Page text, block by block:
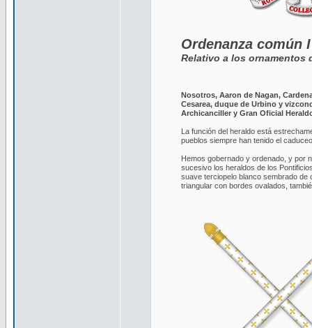
Ordenanza común I
Relativo a los ornamentos
Nosotros, Aaron de Nagan,
Cesarea, duque de Urbino y
Archicanciller y Gran Oficial
La función del heraldo está
pueblos siempre han tenido el
Hemos gobernado y ordenado, y por
sucesivo los heraldos de los
suave terciopelo blanco sembrado
triangular con bordes ovalados,